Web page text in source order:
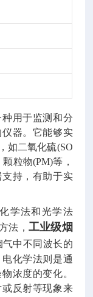
种用于监测和分
器。它能够实
如二氧化硫(SO
粒物(PM)等，
持，有助于实
学法和光学法
法， 工业级烟
气中不同波长的
化学法则是通
浓度的变化。
反射等现象来